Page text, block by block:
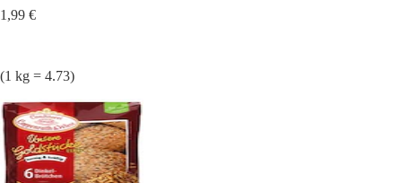
1,99 €
(1 kg = 4.73)